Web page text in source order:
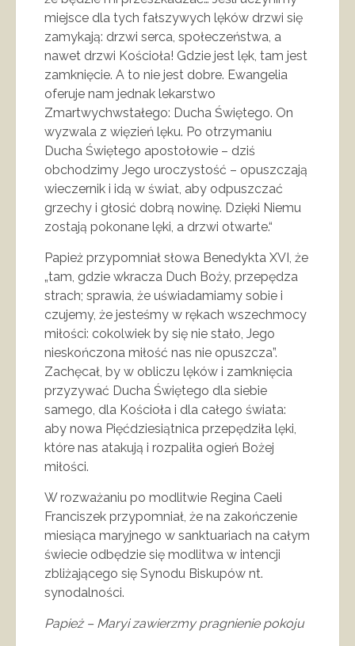
miejsce dla tych fałszywych lęków drzwi się
zamykają: drzwi serca, społeczeństwa, a
nawet drzwi Kościoła! Gdzie jest lęk, tam jest
zamknięcie. A to nie jest dobre. Ewangelia
oferuje nam jednak lekarstwo
Zmartwychwstałego: Ducha Świętego. On
wyzwala z więzień lęku. Po otrzymaniu
Ducha Świętego apostołowie – dziś
obchodzimy Jego uroczystość – opuszczają
wieczernik i idą w świat, aby odpuszczać
grzechy i głosić dobrą nowinę. Dzięki Niemu
zostają pokonane lęki, a drzwi otwarte.“
Papież przypomniał słowa Benedykta XVI, że
„tam, gdzie wkracza Duch Boży, przepędza
strach; sprawia, że uświadamiamy sobie i
czujemy, że jesteśmy w rękach wszechmocy
miłości: cokolwiek by się nie stało, Jego
nieskończona miłość nas nie opuszcza”.
Zachęcał, by w obliczu lęków i zamknięcia
przyzywać Ducha Świętego dla siebie
samego, dla Kościoła i dla całego świata:
aby nowa Pięćdziesiątnica przepędziła lęki,
które nas atakują i rozpaliła ogień Bożej
miłości.
W rozważaniu po modlitwie Regina Caeli
Franciszek przypomniał, że na zakończenie
miesiąca maryjnego w sanktuariach na całym
świecie odbędzie się modlitwa w intencji
zbliżającego się Synodu Biskupów nt.
synodalności.
Papież – Maryi zawierzmy pragnienie pokoju